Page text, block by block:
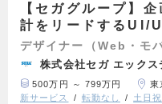
【セガグループ】
計をリードするUI/
デザイナー（Web・モ
株式会社セガ エックス
500万円 ～ 799万円 東
新サービス
転勤なし 土日